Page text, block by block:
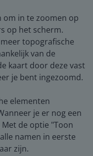
om in te zoomen op
op het scherm.
topografische
van de
kaart door deze vast
je bent ingezoomd.
elementen
je er nog een
de optie "Toon
namen in eerste
zijn.